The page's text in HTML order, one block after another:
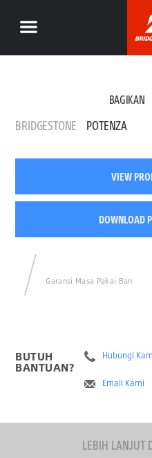
BAGIKAN
BRIDGESTONE POTENZA
VIEW
DOWNLOAD
Garansi Masa Pakai Ban
BUTUH
BANTUAN?
Hubungi
Email Kami
LEBIH LANJUT